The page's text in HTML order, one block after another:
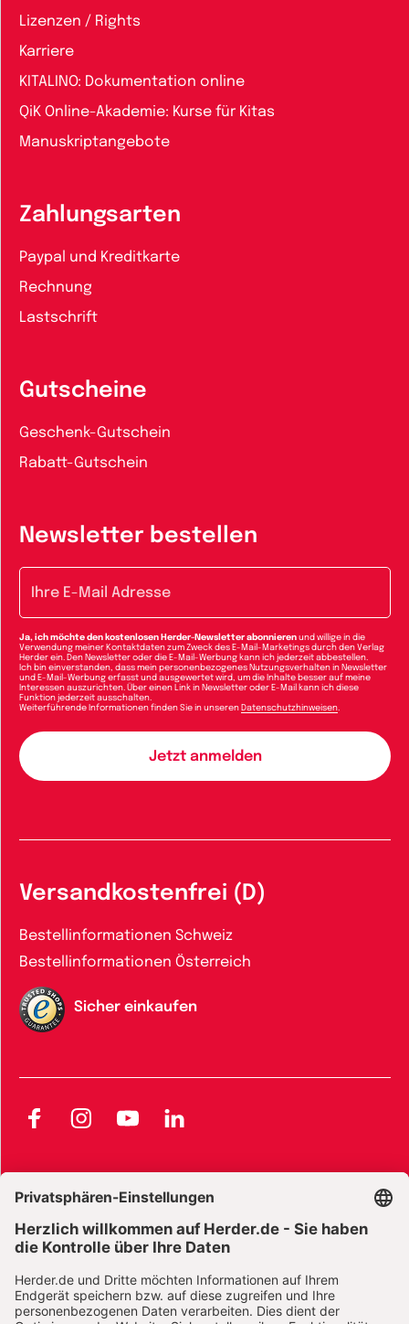
Lizenzen / Rights
Karriere
KITALINO: Dokumentation online
QiK Online-Akademie: Kurse für Kitas
Manuskriptangebote
Zahlungsarten
Paypal und Kreditkarte
Rechnung
Lastschrift
Gutscheine
Geschenk-Gutschein
Rabatt-Gutschein
Newsletter bestellen
Ja, ich möchte den kostenlosen Herder-Newsletter abonnieren und willige in die
Verwendung meiner Kontaktdaten zum Zweck des E-Mail-Marketings durch den Verlag
Herder ein. Den Newsletter oder die E-Mail-Werbung kann ich jederzeit abbestellen.
Ich bin einverstanden, dass mein personenbezogenes Nutzungsverhalten in Newsletter
und E-Mail-Werbung erfasst und ausgewertet wird, um die Inhalte besser auf meine
Interessen auszurichten. Über einen Link in Newsletter oder E-Mail kann ich diese
Funktion jederzeit ausschalten.
Weiterführende Informationen finden Sie in unseren Datenschutzhinweisen.
Versandkostenfrei (D)
Bestellinformationen Schweiz
Bestellinformationen Österreich
Sicher einkaufen
FacebookInstagramYouTubeLinkedIn
Widerrufsbelehrung E-Books
Widerrufsbelehrung Zeitschriften Datenschutz
Datenschutz Social Media Barrierefreiheit